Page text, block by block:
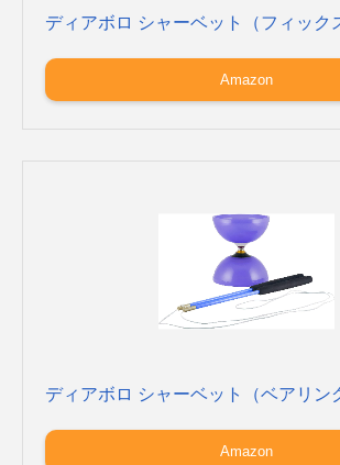
ディアボロ シャーベット（フィック
Amazon
ディアボロ シャーベット（ベアリン
Amazon